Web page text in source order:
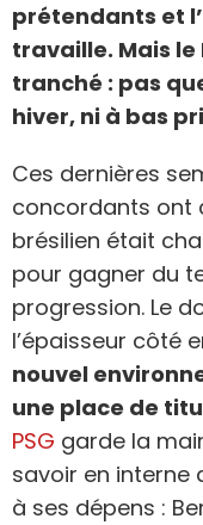
prétendants et
travaille. Mais
tranché : pas
hiver, ni à bas
Ces dernières
concordants ont
brésilien était
pour gagner du
progression. Le
l’épaisseur côté
nouvel
une place de
PSG garde la
savoir en interne
à ses dépens :